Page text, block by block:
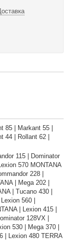
85 | Markant 55 |
44 | Rollant 62 |
115 | Dominator
570 MONTANA
228 |
| Mega 202 |
| Tucano 430 |
560 |
| Lexion 415 |
128VX |
530 | Mega 370 |
| Lexion 480 TERRA